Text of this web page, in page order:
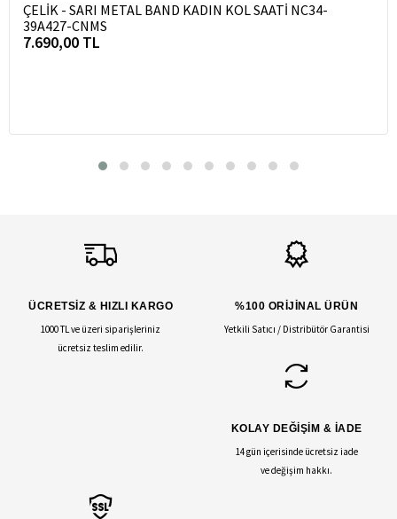
ÇELİK - SARI METAL BAND KADIN KOL SAATİ NC34-
39A427-CNMS
7.690,00 TL
ÜCRETSİZ & HIZLI KARGO
1000 TL ve üzeri siparişleriniz
ücretsiz teslim edilir.
%100 ORİJİNAL ÜRÜN
Yetkili Satıcı / Distribütör Garantisi
KOLAY DEĞİŞİM & İADE
14 gün içerisinde ücretsiz iade
ve değişim hakkı.